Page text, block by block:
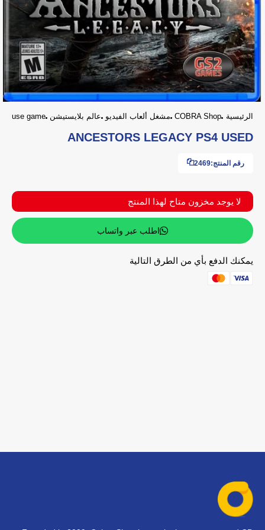
الرئيسية COBRA Shop مشغل ألعاب الفيديو عالم بلايستيشن use game
ANCESTORS LEGACY PS4 USED
رقم المنتج:2469
لا يوجد مخزون متاح لهذا المنتج
اطلب عبر واتساب
يمكنك الدفع بأي من الطرق التالية